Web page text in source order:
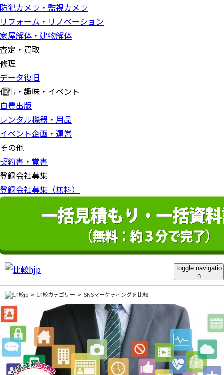
防犯カメラ・監視カメラ
リフォーム・リノベーション
家屋解体・建物解体
査定・買取
修理
データ復旧
仕事・趣味・イベント
自費出版
レンタル機器・用品
イベント企画・運営
その他
契約書・覚書
登録会社募集
登録会社募集（無料）
toggle navigatio
n
比較カテゴリー SNSマーケティングを比較